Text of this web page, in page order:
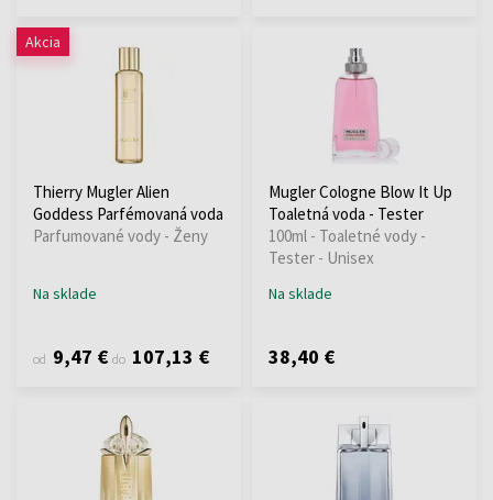
Akcia
Thierry Mugler Alien
Goddess Parfémovaná voda
Parfumované vody - Ženy
Na sklade
od 9,47 € do 107,13 €
Mugler Cologne Blow It Up
Toaletná voda - Tester
100ml - Toaletné vody -
Tester - Unisex
Na sklade
38,40 €